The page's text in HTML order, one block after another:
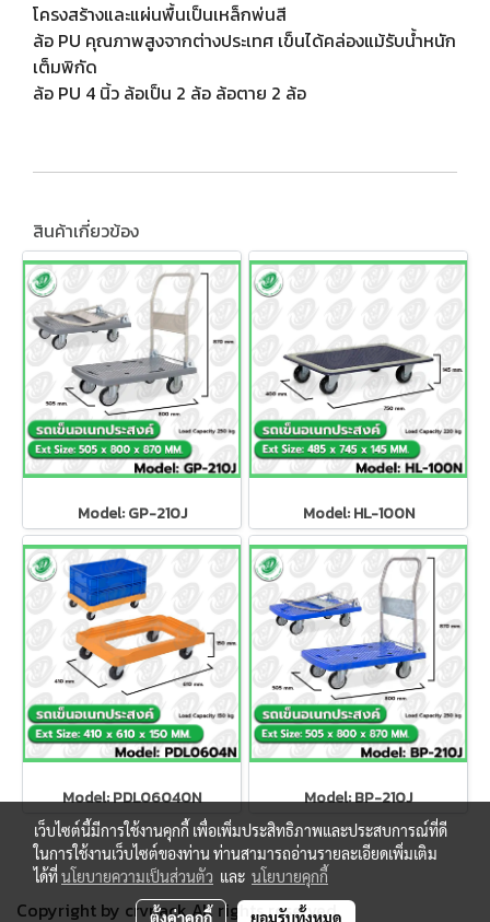
โครงสร้างและแผ่นพื้นเป็นเหล็กพ่นสี
ล้อ PU คุณภาพสูงจากต่างประเทศ เข็นได้คล่องแม้รับน้ำหนัก
เต็มพิกัด
ล้อ PU 4 นิ้ว ล้อเป็น 2 ล้อ ล้อตาย 2 ล้อ
สินค้าเกี่ยวข้อง
Model: GP-210J Model: HL-100N
Model: PDL06040N Model: BP-210J
Copyright by crvpack All rights reserved.
เว็บไซต์นี้มีการใช้งานคุกกี้ เพื่อเพิ่มประสิทธิภาพและประสบการณ์ที่ดี
ในการใช้งานเว็บไซต์ของท่าน ท่านสามารถอ่านรายละเอียดเพิ่มเติม
ได้ที่นโยบายความเป็นส่วนตัว และ นโยบายคุกกี้
ตั้งค่าคุกกี้ ยอมรับทั้งหมด